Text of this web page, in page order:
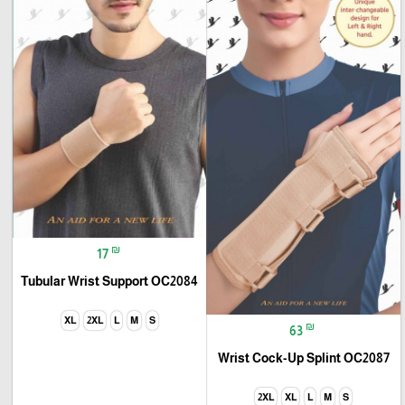
63 ₪
Wrist Cock-Up Splint OC2087
S
M
L
XL
2XL
17 ₪
Tubular Wrist Support OC2084
S
M
L
2XL
XL